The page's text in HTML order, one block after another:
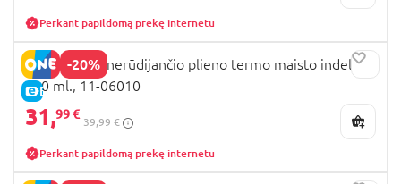
Perkant papildomą prekę internetu
-20%
E-KAINA
KAMBUKKA nerūdijančio plieno termo maisto indelis,
600 ml., 11-06010
31,99 €
39,99 €
Perkant papildomą prekę internetu